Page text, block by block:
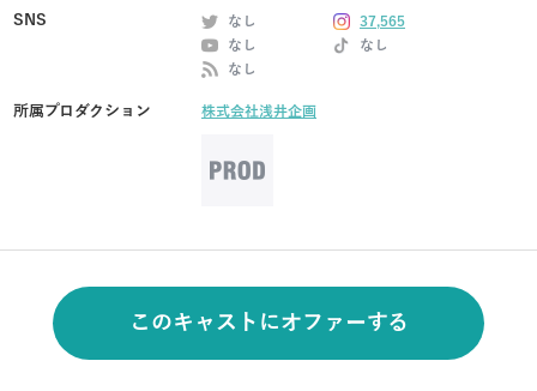
SNS
なし
37,565
なし
なし
なし
所属プロダクション 株式会社浅井企画
このキャストにオファーする